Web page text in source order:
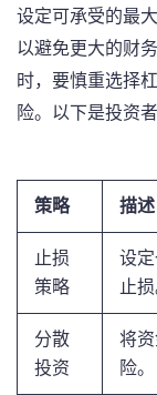
设定可承受的最
以避免更大的财
时，要慎重选择
险。以下是投资
策略 描述
止损
策略
设
止损
分散
投资
将
险。